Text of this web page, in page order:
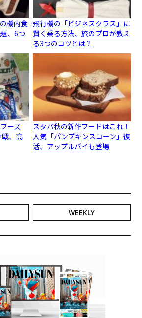
機内食
、6つ
飛行機の「ビジネスクラス」に
賢く乗る方法、旅のプロが教え
る3つのコツとは？
ーズ
戦、高
スタバ秋の新作フードはこれ！
人気「パンプキンスコーン」復
活、アップルパイも登場
WEEKLY